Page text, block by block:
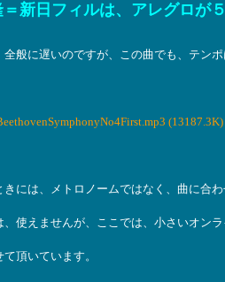
新日フィルは、アレグロが
全般に遅いのですが、この曲でも、テン
(13187.3K)
きには、メトロノームではなく、曲に合
、使えませんが、ここでは、小さいオン
頂いています。